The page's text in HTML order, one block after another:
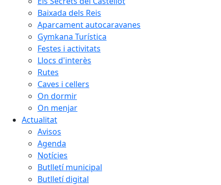
Baixada dels Reis
Aparcament autocaravanes
Gymkana Turística
Festes i activitats
Llocs d'interès
Rutes
Caves i cellers
On dormir
On menjar
Actualitat
Avisos
Agenda
Notícies
Butlletí municipal
Butlletí digital